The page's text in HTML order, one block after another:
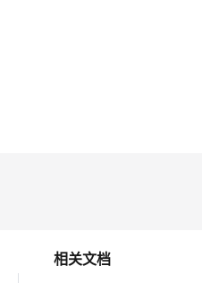
相关文档